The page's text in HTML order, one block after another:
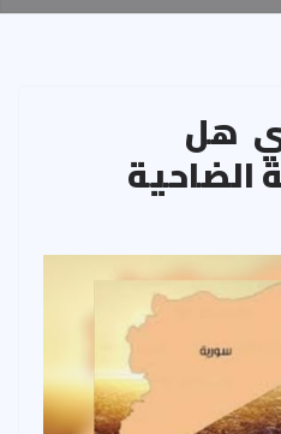
هل
الضاحية